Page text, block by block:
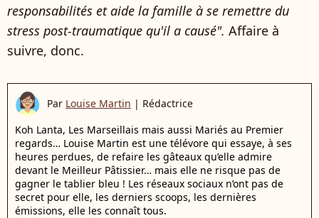
responsabilités et aide la famille à se remettre du
stress post-traumatique qu'il a causé". Affaire à
suivre, donc.
Par Louise Martin | Rédactrice
Koh Lanta, Les Marseillais mais aussi Mariés au Premier
regards… Louise Martin est une télévore qui essaye, à ses
heures perdues, de refaire les gâteaux qu’elle admire
devant le Meilleur Pâtissier… mais elle ne risque pas de
gagner le tablier bleu ! Les réseaux sociaux n’ont pas de
secret pour elle, les derniers scoops, les dernières
émissions, elle les connaît tous.